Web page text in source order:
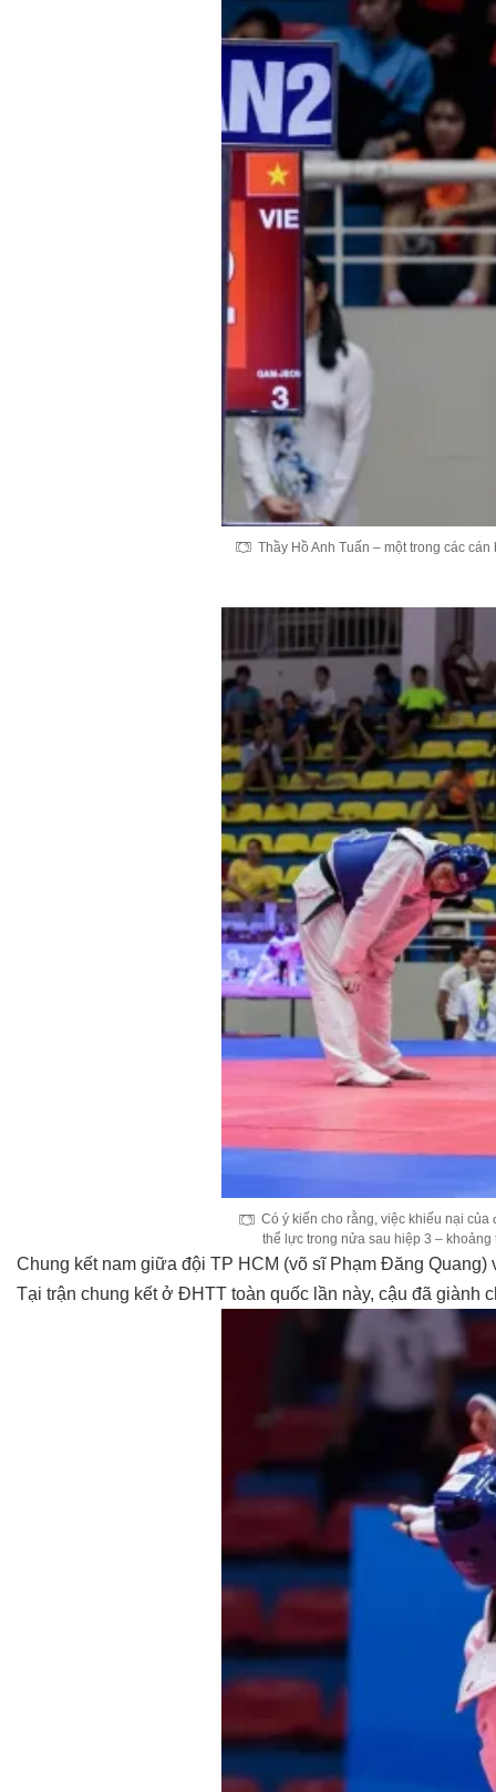
Thầy Hồ Anh Tuấn – một trong các
Có ý kiến cho rằng, việc khiếu nại
thể lực trong nửa sau hiệp 3 –
Chung kết nam giữa đội TP HCM (võ sĩ Phạm Đăng Quang)
Tại trận chung kết ở ĐHTT toàn quốc lần này, cậu đã giành